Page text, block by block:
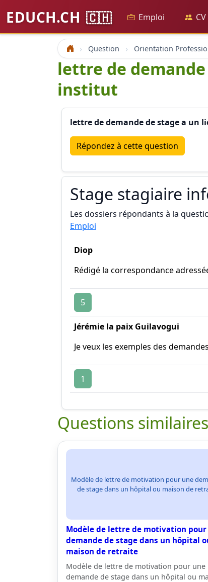
EDUCH.CH 🇨🇭 Emploi CV
Accueil Question Orientation
lettre de
institut
lettre de demande de stage a un
Répondez à cette question
Stage stagiaire
Les dossiers répondants à la
Emploi
Diop
Rédigé la correspondance
5
Jérémie la paix Guilavogui
Je veux les exemples des
1
Questions similaires
Modèle de lettre de motivation pour une
de stage dans un hôpital ou maison de
Modèle de lettre de motivation pour
demande de stage dans un hôpital
maison de retraite
Modèle de lettre de motivation pour une
demande de stage dans un hôpital ou